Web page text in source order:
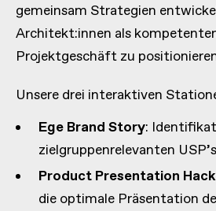
gemeinsam Strategien
Architekt:innen als
Projektgeschäft zu
Unsere drei interaktiven
Ege Brand Story:
zielgruppenrelevanten USP’s
Product Presentation
die optimale Präsentation